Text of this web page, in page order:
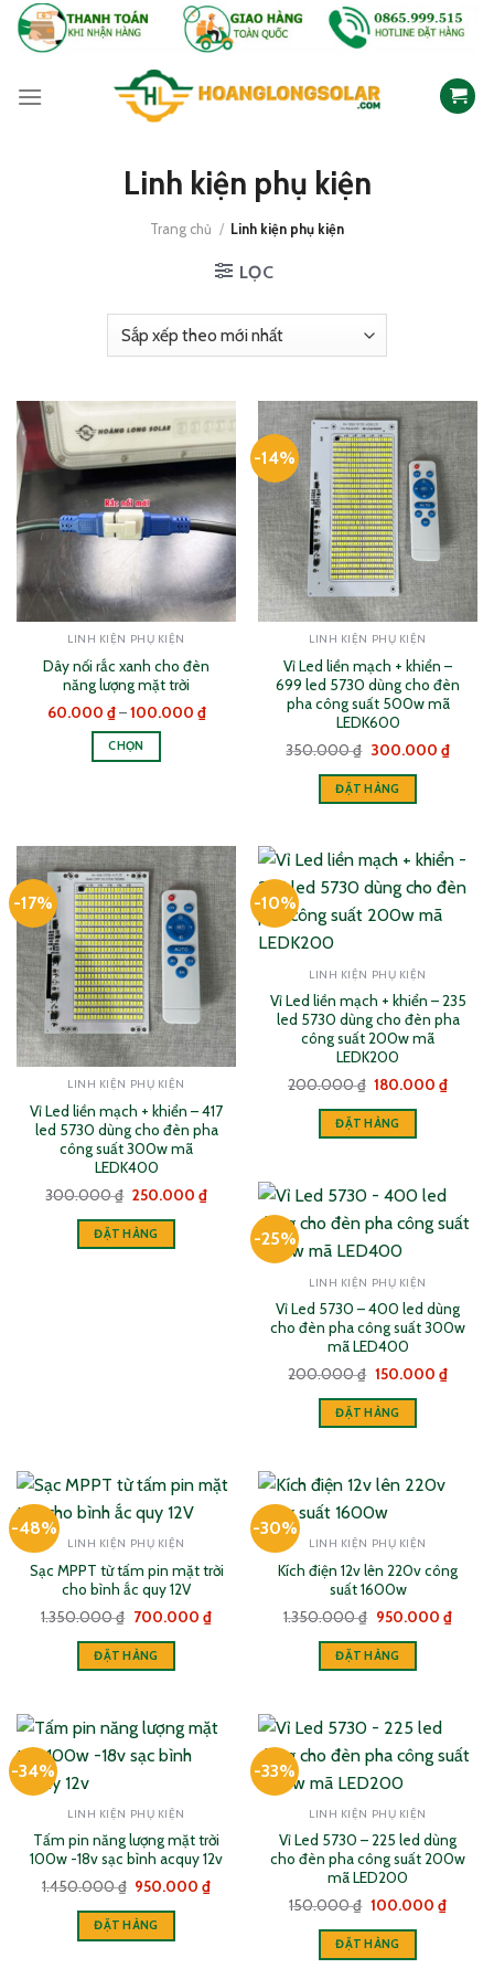
Skip
Linh kiện phụ kiện
Trang chủ / Linh kiện phụ kiện
LỌC
LINH KIỆN PHỤ KIỆN
Dây nối rắc xanh cho đèn
năng lượng mặt trời
60.000 ₫ – 100.000 ₫Khoảng
giá:
CHỌN
nhiều
biến
thể.
Các
tùy
chọn
có
thể
được
trang
sản
phẩm
-14%
LINH KIỆN PHỤ KIỆN
Vỉ Led liền mạch + khiển –
699 led 5730 dùng cho đèn
pha công suất 500w mã
LEDK600
350.000₫ Giá
là:
350.000 ₫.
300.000 ₫Giá
hiện
ĐẶT HÀNG
-17%
LINH KIỆN PHỤ KIỆN
Vỉ Led liền mạch + khiển – 417
led 5730 dùng cho đèn pha
công suất 300w mã
LEDK400
300.000₫ Giá
là:
300.000 ₫.
250.000 ₫Giá
hiện
250.000 ₫.
ĐẶT HÀNG
-10%
LINH KIỆN PHỤ KIỆN
Vỉ Led liền mạch + khiển – 235
led 5730 dùng cho đèn pha
công suất 200w mã
LEDK200
200.000₫ Giá
là:
200.000 ₫.
180.000₫Giá
ĐẶT HÀNG
-25%
LINH KIỆN PHỤ KIỆN
Vỉ Led 5730 – 400 led dùng
cho đèn pha công suất 300w
mã LED400
200.000₫ Giá
là:
200.000 ₫.
150.000 ₫Giá
hiện
ĐẶT HÀNG
-48%
LINH KIỆN PHỤ KIỆN
Sạc MPPT từ tấm pin mặt trời
cho bình ắc quy 12V
1.350.000₫ Giá
là:
1.350.000 ₫.
700.000 ₫Giá
hiện
ĐẶT HÀNG
-30%
LINH KIỆN PHỤ KIỆN
Kích điện 12v lên 220v công
suất 1600w
1.350.000₫ Giá
là:
1.350.000 ₫.
950.000 ₫Giá
hiện
ĐẶT HÀNG
-34%
LINH KIỆN PHỤ KIỆN
Tấm pin năng lượng mặt trời
100w -18v sạc bình acquy 12v
1.450.000₫ Giá
là:
1.450.000 ₫.
950.000₫Giá
ĐẶT HÀNG
-33%
LINH KIỆN PHỤ KIỆN
Vỉ Led 5730 – 225 led dùng
cho đèn pha công suất 200w
mã LED200
150.000₫ Giá
là:
150.000 ₫.
100.000 ₫Giá
hiện
ĐẶT HÀNG